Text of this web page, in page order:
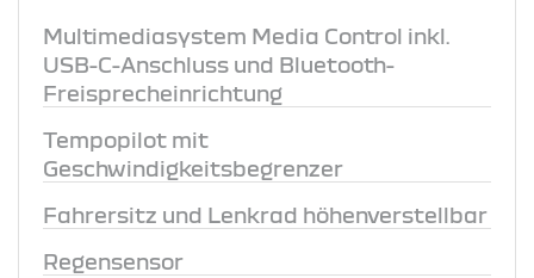
Multimediasystem Media Control inkl.
USB-C-Anschluss und Bluetooth-
Freisprecheinrichtung
Tempopilot mit
Geschwindigkeitsbegrenzer
Fahrersitz und Lenkrad höhenverstellbar
Regensensor